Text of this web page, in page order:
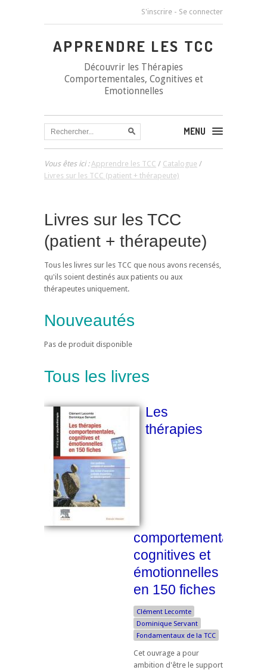
S'inscrire - Se connecter
APPRENDRE LES TCC
Découvrir les Thérapies
Comportementales, Cognitives et
Emotionnelles
MENU
Vous êtes ici :Apprendre les TCC / Catalogue /
Livres sur les TCC (patient + thérapeute)
Livres sur les TCC
(patient + thérapeute)
Tous les livres sur les TCC que nous avons recensés,
qu'ils soient destinés aux patients ou aux
thérapeutes uniquement.
Nouveautés
Pas de produit disponible
Tous les livres
Les
thérapies
comportementales,
cognitives et
émotionnelles
en 150 fiches
Clément Lecomte
Dominique Servant
Fondamentaux de la TCC
Cet ouvrage a pour
ambition d'être le support